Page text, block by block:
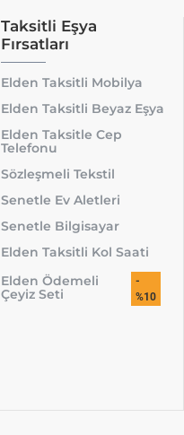
Taksitli Eşya
Fırsatları
Elden Taksitli Mobilya
Elden Taksitli Beyaz Eşya
Elden Taksitle Cep
Telefonu
Sözleşmeli Tekstil
Senetle Ev Aletleri
Senetle Bilgisayar
Elden Taksitli Kol Saati
Elden Ödemeli
Çeyiz Seti
-
%10